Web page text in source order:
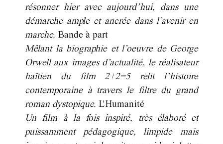
résonner hier avec aujourd’hui, dans une
démarche ample et ancrée dans l’avenir en
marche. Bande à part
Mêlant la biographie et l’oeuvre de George
Orwell aux images d’actualité, le réalisateur
haïtien du film 2+2=5 relit l’histoire
contemporaine à travers le filtre du grand
roman dystopique. L'Humanité
Un film à la fois inspiré, très élaboré et
puissamment pédagogique, limpide mais